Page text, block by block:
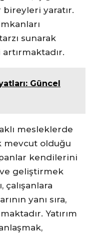
bireyleri yaratır.
sunarak
Güncel
mesleklerde
mevcut olduğu
kendilerini
geliştirmek
çalışanlara
yanı sıra,
Yatırım